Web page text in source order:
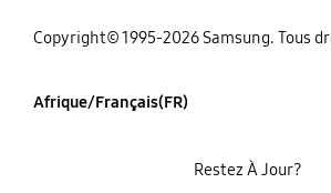
Copyright© 1995-2026 Samsung. Tous
Afrique/Français(FR)
Restez À Jour?